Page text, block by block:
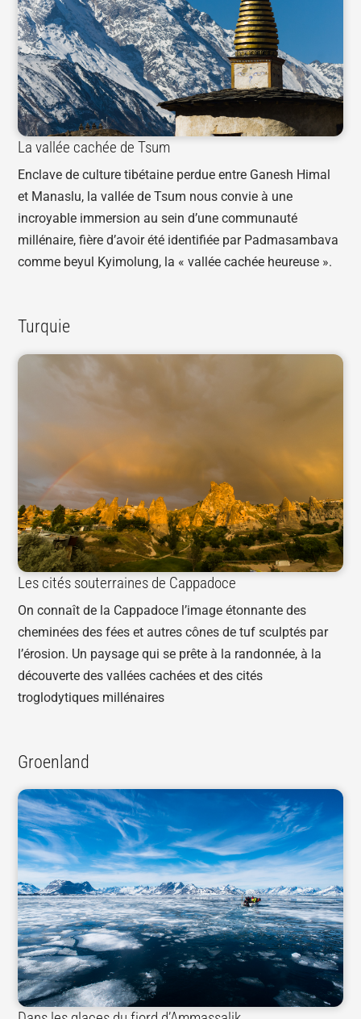
La vallée cachée de Tsum
Enclave de culture tibétaine perdue entre Ganesh Himal
et Manaslu, la vallée de Tsum nous convie à une
incroyable immersion au sein d’une communauté
millénaire, fière d’avoir été identifiée par Padmasambava
comme beyul Kyimolung, la « vallée cachée heureuse ».
Turquie
Les cités souterraines de Cappadoce
On connaît de la Cappadoce l’image étonnante des
cheminées des fées et autres cônes de tuf sculptés par
l’érosion. Un paysage qui se prête à la randonnée, à la
découverte des vallées cachées et des cités
troglodytiques millénaires
Groenland